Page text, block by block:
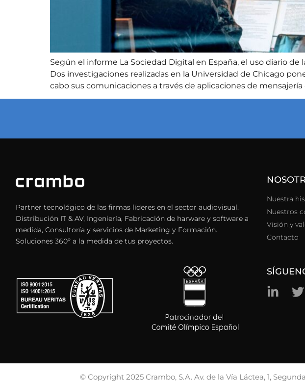
Según el informe La Sociedad Digital en España, el uso diario
Dos investigaciones realizadas en la Universidad de Chicago
cabo sus comunicaciones a través de aplicaciones de mensajería
Partner tecnológico de las firmas líderes en el sector audiovisual.
Distribución IT & AV, Ingeniería, Fabricación de harware y software a
medida, Consultoría y servicios de Marketing y Formación.
Soluciones 360º a la medida de tus proyectos.
Nuestra
Nuestros
Visión y
Contacto
© Copyright 2025 Crambo, S.A. Av. de la Vía Láctea, 1,